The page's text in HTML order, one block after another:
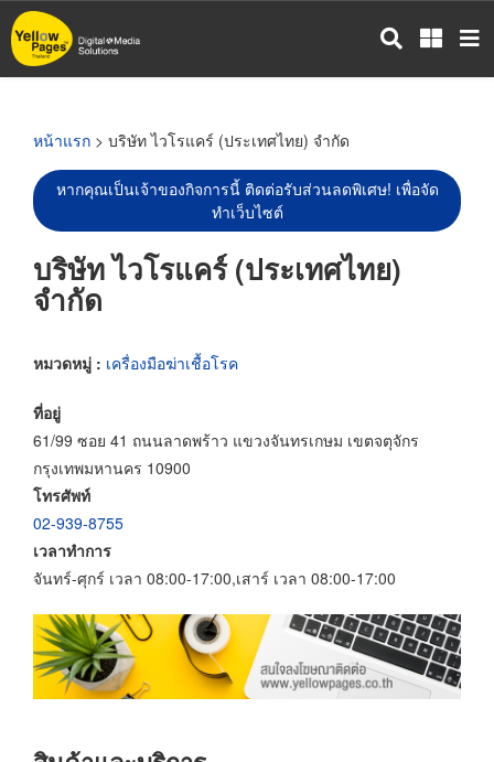
ข้าม
ไป
หน้าแรก > บริษัท ไวโรแคร์ (ประเทศไทย) จำกัด
หากคุณเป็นเจ้าของกิจการนี้ ติดต่อรับส่วนลดพิเศษ! เพื่อจัด
ทำเว็บไซต์
บริษัท ไวโรแคร์ (ประเทศไทย)
จำกัด
หมวดหมู่ : เครื่องมือฆ่าเชื้อโรค
ที่อยู่
61/99 ซอย 41 ถนนลาดพร้าว แขวงจันทรเกษม เขตจตุจักร
กรุงเทพมหานคร 10900
โทรศัพท์
02-939-8755
เวลาทำการ
จันทร์-ศุกร์ เวลา 08:00-17:00,เสาร์ เวลา 08:00-17:00